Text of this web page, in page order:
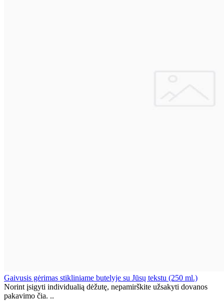
Gaivusis gėrimas stikliniame butelyje su Jūsų tekstu (250 ml.)
Norint įsigyti individualią dėžutę, nepamirškite užsakyti dovanos
pakavimo čia. ..